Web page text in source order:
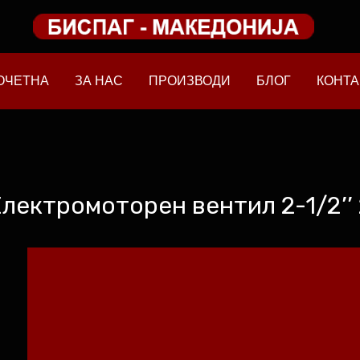
ЗА НАС ПРОИЗВОДИ БЛОГ
вентил 2-1/